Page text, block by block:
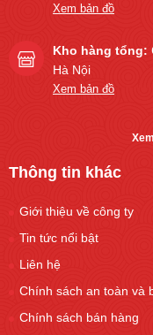
Xem bản đồ
Kho hàng tổng:
Hà Nội
Xem bản đồ
Thông tin khác
Giới thiệu về công ty
Tin tức nổi bật
Liên hệ
Chính sách an toàn và
Chính sách bán hàng